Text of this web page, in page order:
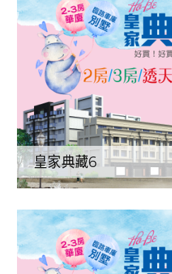
皇家典藏6